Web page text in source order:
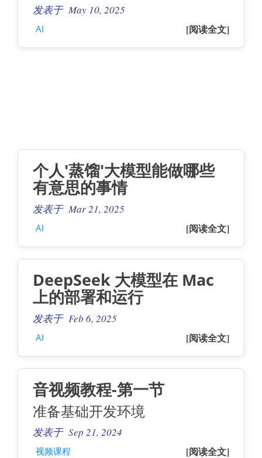
发表于 May 10, 2025
[阅读全文]
AI
个人'蒸馏'大模型能做哪些
有意思的事情
发表于 Mar 21, 2025
[阅读全文]
AI
DeepSeek 大模型在 Mac
上的部署和运行
发表于 Feb 6, 2025
[阅读全文]
AI
音视频教程-第一节
准备基础开发环境
发表于 Sep 21, 2024
[阅读全文]
视频课程